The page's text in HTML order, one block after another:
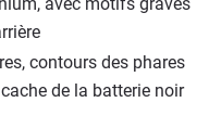
contours des phares
de la batterie noir